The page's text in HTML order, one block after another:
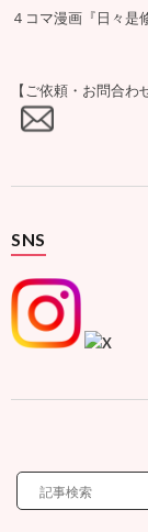
４コマ漫画『日々是
【ご依頼・お問合わ
SNS